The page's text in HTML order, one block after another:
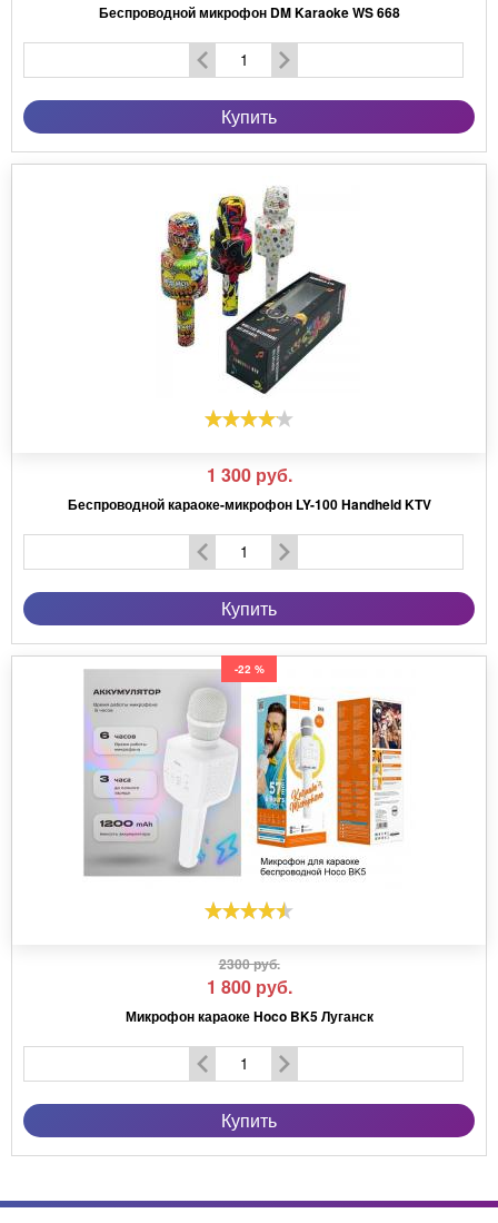
Беспроводной микрофон DM Karaoke WS 668
Купить
1 300 руб.
Беспроводной караоке-микрофон LY-100 Handheld KTV
Купить
-22 %
2300 руб.
1 800 руб.
Микрофон караоке Hoco BK5 Луганск
Купить